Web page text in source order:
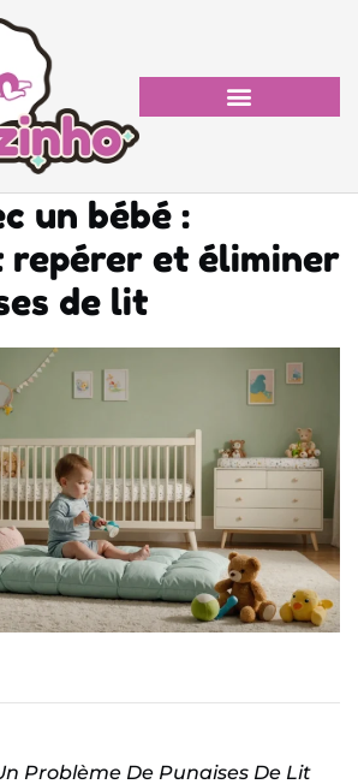
un bébé :
repérer et éliminer
de lit
Problème De Punaises De Lit